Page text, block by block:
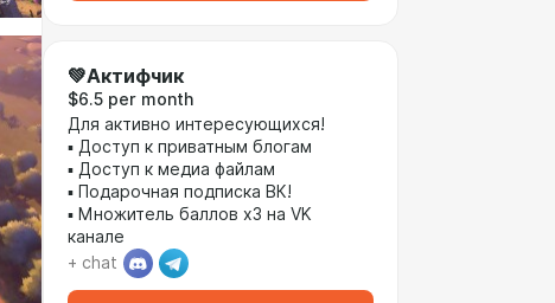
💚Актифчик
$6.5 per month
Для активно интересующихся!
▪ Доступ к приватным блогам
▪ Доступ к медиа файлам
▪ Подарочная подписка ВК!
▪ Множитель баллов х3 на VK
канале
+ chat